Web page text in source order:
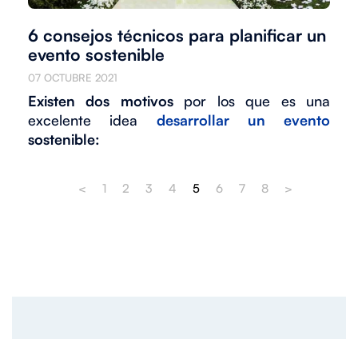
6 consejos técnicos para planificar un
evento sostenible
07 OCTUBRE 2021
Existen dos motivospor los que es una
excelente idea desarrollar un evento
sostenible:
< 1 2 3 4 5 6 7 8 >